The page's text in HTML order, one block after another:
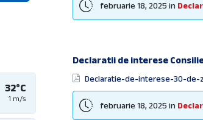
Dispozițiile autorității
Organigrama şi statul de
Organizare
Posturi Vacante
februarie 18, 2025in
Declaratii de interese
Documente
Declaratie-de-interese-30-de-
februarie 18, 2025in
32°C
1 m/s